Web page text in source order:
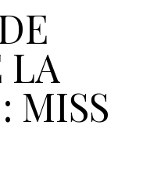
LA
MISS